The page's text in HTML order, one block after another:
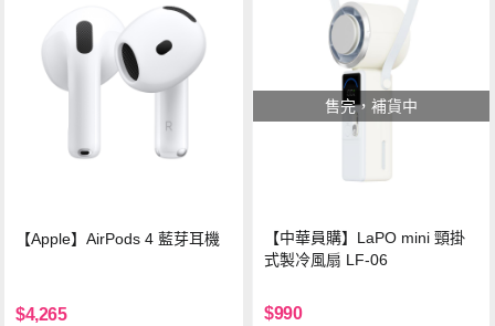
【Apple】AirPods 4 藍芽耳機
$4,265
售完，補貨中
【中華員購】LaPO mini 頸掛
式製冷風扇 LF-06
$990